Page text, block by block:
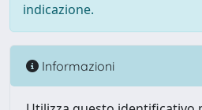
indicazione.
Informazioni